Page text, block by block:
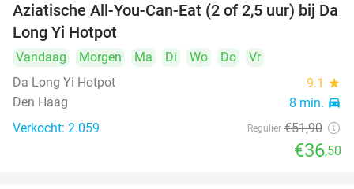
30%
Aziatische All-You-Can-Eat (2 of 2,5 uur) bij Da
Long Yi Hotpot
Vandaag Morgen Ma Di Wo Do
Vr
Da Long Yi Hotpot
9.1 star
Den Haag 8 min. directions_car
Verkocht: 2.059 Regulier €51,90
€36,50